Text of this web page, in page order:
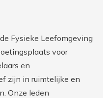
Fysieke Leefomgeving
voor
en
zijn in ruimtelijke en
Onze leden